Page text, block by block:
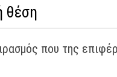
θέση
που της